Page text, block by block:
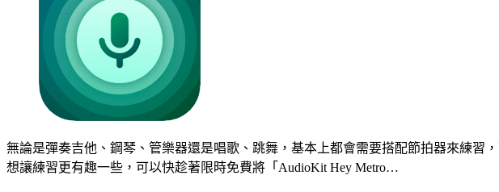
無論是彈奏吉他、鋼琴、管樂器還是唱歌、跳舞，基本上都會需要搭配節拍器來練
想讓練習更有趣一些，可以快趁著限時免費將「AudioKit Hey Metro…